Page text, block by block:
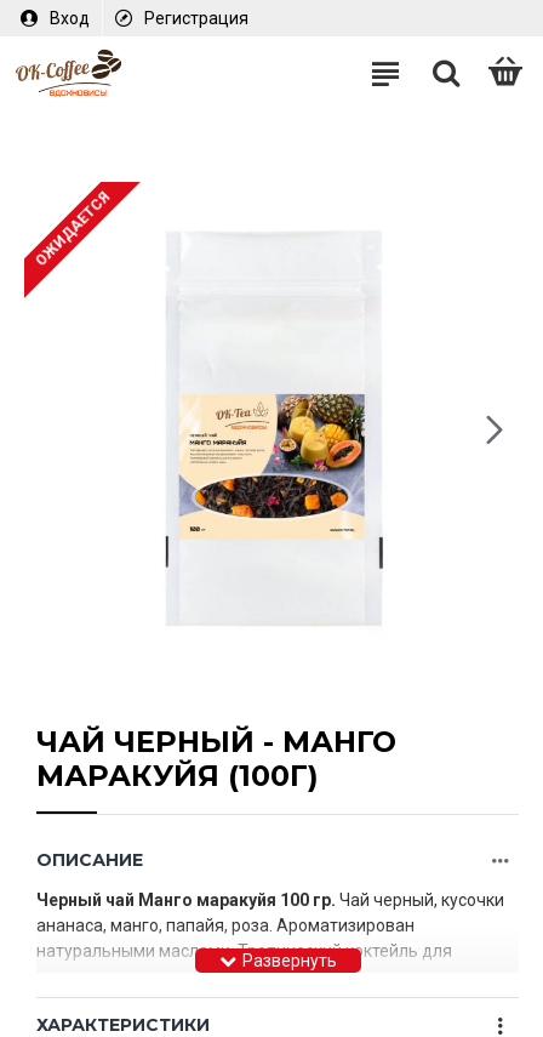
Вход Регистрация
ОЖИДАЕТСЯ
ЧАЙ ЧЕРНЫЙ - МАНГО
МАРАКУЙЯ (100Г)
ОПИСАНИЕ
Черный чай Манго маракуйя 100 гр. Чай черный, кусочки
ананаса, манго, папайя, роза. Ароматизирован
натуральными маслами. Тропический коктейль для
отличного настроения на весь день.
ХАРАКТЕРИСТИКИ